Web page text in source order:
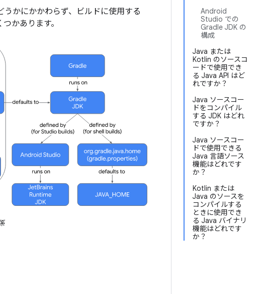
Android
Studio での
Gradle JDK の
構成
Java または
Kotlin のソースコ
ードで使用でき
る Java API はど
れですか？
Java ソースコー
ドをコンパイル
する JDK はどれ
ですか？
Java ソースコー
ドで使用できる
Java 言語ソース
機能はどれです
か？
Kotlin または
Java のソースを
コンパイルする
ときに使用でき
る Java バイナリ
機能はどれです
か？
かにかかわらず、ビルドに使用する
かあります。